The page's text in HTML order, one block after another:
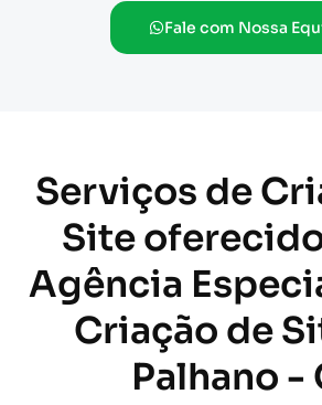
Fale com Nossa
Serviços de
Site
Agência
Criação de
Palhano -